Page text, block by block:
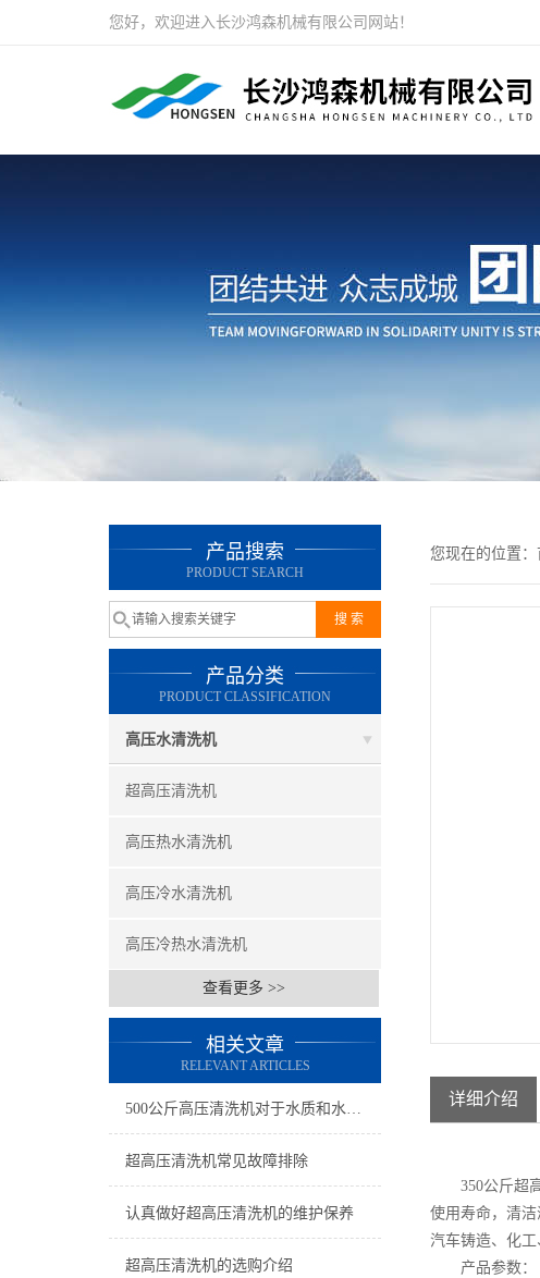
您好，欢迎进入长沙鸿森机械有限公司网站！
产品搜索
PRODUCT SEARCH
产品分类
PRODUCT CLASSIFICATION
高压水清洗机
超高压清洗机
高压热水清洗机
高压冷水清洗机
高压冷热水清洗机
查看更多 >>
相关文章
RELEVANT ARTICLES
500公斤高压清洗机对于水质和水源有要求么?
超高压清洗机常见故障排除
认真做好超高压清洗机的维护保养
超高压清洗机的选购介绍
您现在的位置：
详细介绍
350公斤超
使用寿命，清
汽车铸造、化
产品参数：